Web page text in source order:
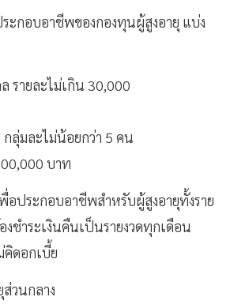
ะกอบอาชีพของกองทุนผู้สูงอายุ แบ่ง
รายละไม่เกิน 30,000
กลุ่มละไม่น้อยกว่า 5 คน
บาท
อประกอบอาชีพสำหรับผู้สูงอายุทั้งราย
ชำระเงินคืนเป็นรายงวดทุกเดือน
คิดอกเบี้ย
วนกลาง